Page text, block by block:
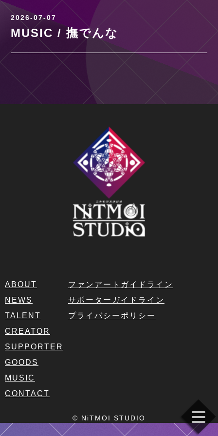
2026-07-07
MUSIC / 撫でんな
ABOUT
NEWS
TALENT
CREATOR
SUPPORTER
GOODS
MUSIC
CONTACT
ファンアートガイドライン
サポーターガイドライン
プライバシーポリシー
© NiTMOI STUDIO